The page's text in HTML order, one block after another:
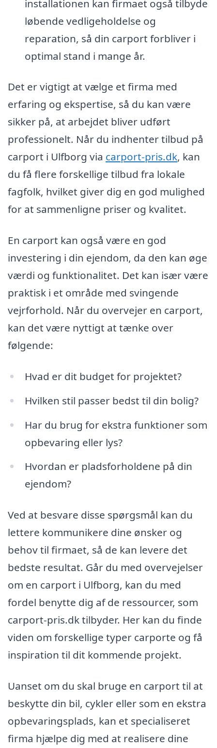
installationen kan firmaet også tilbyde
løbende vedligeholdelse og
reparation, så din carport forbliver i
optimal stand i mange år.
Det er vigtigt at vælge et firma med
erfaring og ekspertise, så du kan være
sikker på, at arbejdet bliver udført
professionelt. Når du indhenter tilbud på
carport i Ulfborg via carport-pris.dk, kan
du få flere forskellige tilbud fra lokale
fagfolk, hvilket giver dig en god mulighed
for at sammenligne priser og kvalitet.
En carport kan også være en god
investering i din ejendom, da den kan øge
værdi og funktionalitet. Det kan især være
praktisk i et område med svingende
vejrforhold. Når du overvejer en carport,
kan det være nyttigt at tænke over
følgende:
Hvad er dit budget for projektet?
Hvilken stil passer bedst til din bolig?
Har du brug for ekstra funktioner som
opbevaring eller lys?
Hvordan er pladsforholdene på din
ejendom?
Ved at besvare disse spørgsmål kan du
lettere kommunikere dine ønsker og
behov til firmaet, så de kan levere det
bedste resultat. Går du med overvejelser
om en carport i Ulfborg, kan du med
fordel benytte dig af de ressourcer, som
carport-pris.dk tilbyder. Her kan du finde
viden om forskellige typer carporte og få
inspiration til dit kommende projekt.
Uanset om du skal bruge en carport til at
beskytte din bil, cykler eller som en ekstra
opbevaringsplads, kan et specialiseret
firma hjælpe dig med at realisere dine